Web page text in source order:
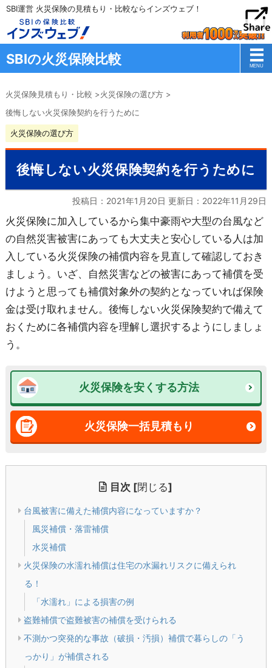
SBI運営 火災保険の見積もり・比較ならインズウェブ！
SBIの火災保険比較
火災保険見積もり・比較 >火災保険の選び方 >
後悔しない火災保険契約を行うために
火災保険の選び方
後悔しない火災保険契約を行うために
投稿日：2021年1月20日 更新日： 2022年11月29日
火災保険に加入しているから集中豪雨や大型の台風など
の自然災害被害にあっても大丈夫と安心している人は加
入している火災保険の補償内容を見直して確認しておき
ましょう。いざ、自然災害などの被害にあって補償を受
けようと思っても補償対象外の契約となっていれば保険
金は受け取れません。後悔しない火災保険契約で備えて
おくために各補償内容を理解し選択するようにしましょ
う。
火災保険を安くする方法
火災保険一括見積もり
目次 [閉じる]
台風被害に備えた補償内容になっていますか？
風災補償・落雷補償
水災補償
火災保険の水濡れ補償は住宅の水漏れリスクに備えられ
る！
「水濡れ」による損害の例
盗難補償で盗難被害の補償を受けられる
不測かつ突発的な事故（破損・汚損）補償で暮らしの「う
っかり」が補償される